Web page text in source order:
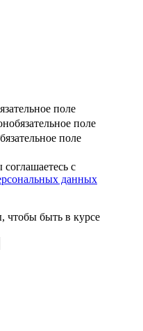
поле
обязательное поле
поле
с
данных
чтобы быть в курсе